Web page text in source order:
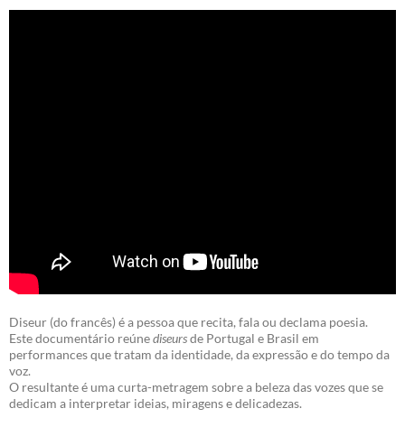
Diseur (do francês) é a pessoa que recita, fala ou declama poesia.
Este documentário reúnediseursde Portugal e Brasil em
performances que tratam da identidade, da expressão e do tempo da
voz.
O resultante é uma curta-metragem sobre a beleza das vozes que se
dedicam a interpretar ideias, miragens e delicadezas.